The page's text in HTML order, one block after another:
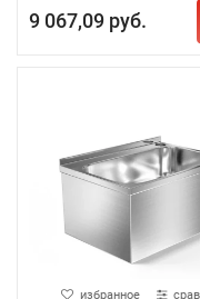
9 067,09 руб.
избранное